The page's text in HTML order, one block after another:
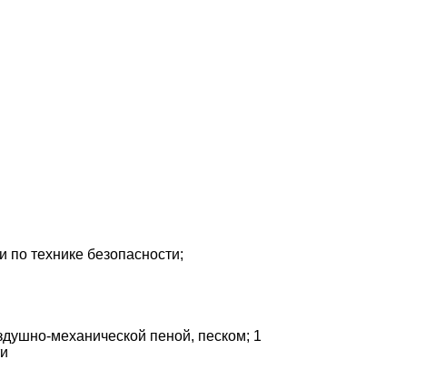
технике безопасности;
механической пеной, песком; 1